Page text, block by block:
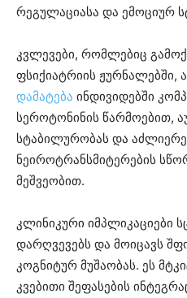
რეგულაციასა და ემოციურ
კვლევები, რომლებიც
ფსიქიატრიის ჟურნალებში,
დამატება ინდივიდებში
სეროტონინის წარმოებით,
სტაბილურობას და
ნეიროტრანსმიტერების
მეშვეობით.
კლინიკური იმპლიკაციები
დარღვევებს და მოიცავს
კოგნიტურ მუშაობას. ეს
კვებითი შეფასების